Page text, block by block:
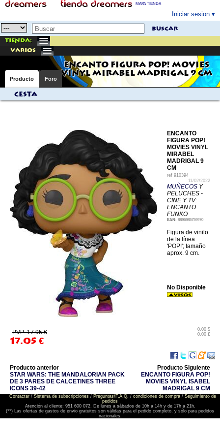
MAPA TIENDA
Iniciar sesion
buscar
Tienda:
varios
ENCANTO FIGURA POP! MOVIES
VINYL MIRABEL MADRIGAL 9 CM
Producto Foro
Cesta
ENCANTO
FIGURA POP!
MOVIES VINYL
MIRABEL
MADRIGAL 9
CM
ref 910394
11/02/2022
MUÑECOS Y
PELUCHES -
CINE Y TV:
ENCANTO
FUNKO
EAN: 8896985759970
Figura de vinilo
de la línea
'POP!'; tamaño
aprox. 9 cm.
PVP: 17.95 €
17.05 €
0.00 $
0.00 £
No Disponible
Producto anterior
STAR WARS: THE MANDALORIAN PACK
DE 3 PARES DE CALCETINES THREE
ICONS 39-42
Producto Siguiente
ENCANTO FIGURA POP!
MOVIES VINYL ISABEL
MADRIGAL 9 CM
Contactar/ Sistema de subscripciones/ Preguntas/F.A.Q. / condiciones de compra/ Seguimiento de
pedidos
Atención al cliente: 951 600 072. De lunes a sábados de 10h a 14h y de 17h a 21h.
(**) Las ofertas de gastos de envio gratuitos son válidas para el pedido completo, y sólo para pedidos
nacionales.